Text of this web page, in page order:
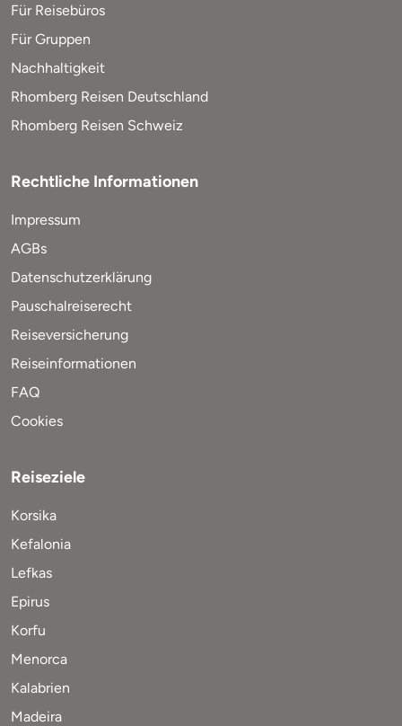
Für Reisebüros
Für Gruppen
Nachhaltigkeit
Rhomberg Reisen Deutschland
Rhomberg Reisen Schweiz
Rechtliche Informationen
Impressum
AGBs
Datenschutzerklärung
Pauschalreiserecht
Reiseversicherung
Reiseinformationen
FAQ
Cookies
Reiseziele
Korsika
Kefalonia
Lefkas
Epirus
Korfu
Menorca
Kalabrien
Madeira